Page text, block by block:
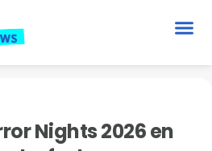
Nights 2026 en